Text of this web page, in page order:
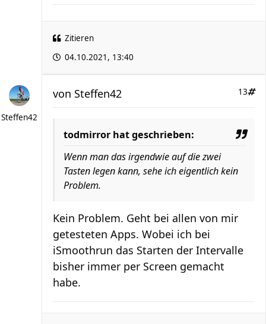
Zitieren
04.10.2021, 13:40
Steffen42
13
von Steffen42
todmirror hat geschrieben:
Wenn man das irgendwie auf die zwei
Tasten legen kann, sehe ich eigentlich kein
Problem.
Kein Problem. Geht bei allen von mir
getesteten Apps. Wobei ich bei
iSmoothrun das Starten der Intervalle
bisher immer per Screen gemacht
habe.